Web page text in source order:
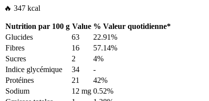
🔥 347 kcal
Nutrition par 100 g Value % Valeur quotidienne*
Glucides
63
22.91%
Fibres
16
57.14%
Sucres
2
4%
Indice glycémique
34
-
Protéines
21
42%
Sodium
12 mg 0.52%